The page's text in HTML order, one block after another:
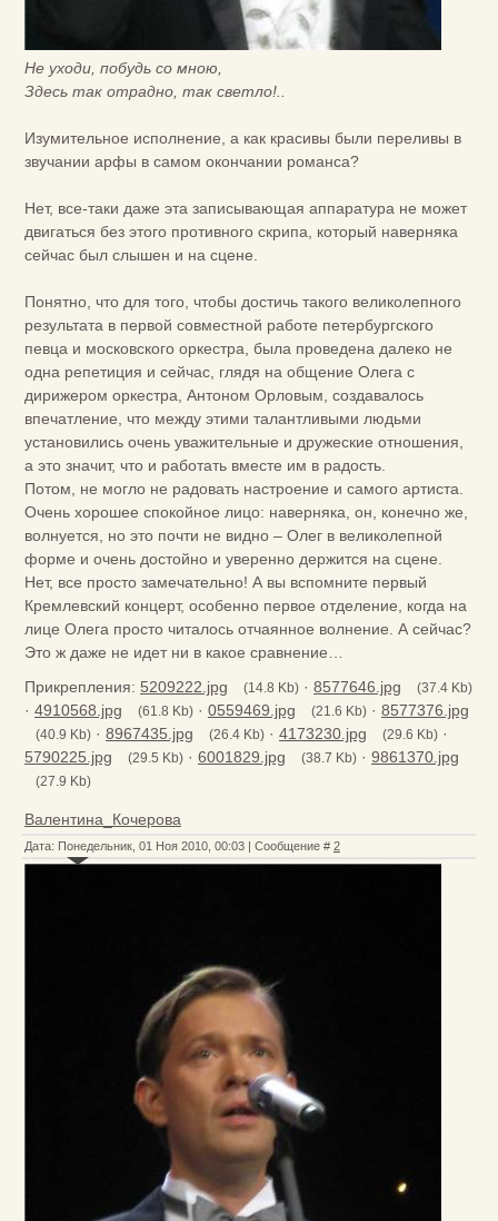
Не уходи, побудь со мною,
Здесь так отрадно, так светло!..
Изумительное исполнение, а как красивы были переливы в
звучании арфы в самом окончании романса?
Нет, все-таки даже эта записывающая аппаратура не может
двигаться без этого противного скрипа, который наверняка
сейчас был слышен и на сцене.
Понятно, что для того, чтобы достичь такого великолепного
результата в первой совместной работе петербургского
певца и московского оркестра, была проведена далеко не
одна репетиция и сейчас, глядя на общение Олега с
дирижером оркестра, Антоном Орловым, создавалось
впечатление, что между этими талантливыми людьми
установились очень уважительные и дружеские отношения,
а это значит, что и работать вместе им в радость.
Потом, не могло не радовать настроение и самого артиста.
Очень хорошее спокойное лицо: наверняка, он, конечно же,
волнуется, но это почти не видно – Олег в великолепной
форме и очень достойно и уверенно держится на сцене.
Нет, все просто замечательно! А вы вспомните первый
Кремлевский концерт, особенно первое отделение, когда на
лице Олега просто читалось отчаянное волнение. А сейчас?
Это ж даже не идет ни в какое сравнение…
Прикрепления: 5209222.jpg (14.8 Kb) · 8577646.jpg (37.4 Kb)
· 4910568.jpg (61.8 Kb) · 0559469.jpg (21.6 Kb) · 8577376.jpg
(40.9 Kb) · 8967435.jpg (26.4 Kb) · 4173230.jpg (29.6 Kb) ·
5790225.jpg
(29.5 Kb) · 6001829.jpg (38.7 Kb) · 9861370.jpg
(27.9 Kb)
Валентина_Кочерова
Дата: Понедельник, 01 Ноя 2010, 00:03 | Сообщение # 2